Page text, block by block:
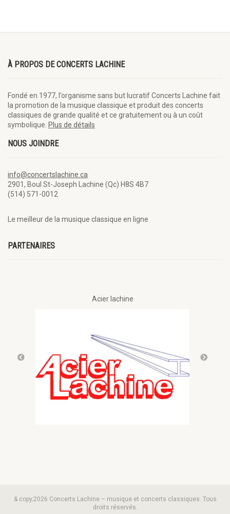
À PROPOS DE CONCERTS LACHINE
Fondé en 1977, l’organisme sans but lucratif Concerts Lachine fait
la promotion de la musique classique et produit des concerts
classiques de grande qualité et ce gratuitement ou à un coût
symbolique. Plus de détails
NOUS JOINDRE
info@concertslachine.ca
2901, Boul St-Joseph Lachine (Qc) H8S 4B7
(514) 571-0012
Le meilleur de la musique classique en ligne
PARTENAIRES
Acier lachine
& copy;2026 Concerts Lachine – musique et concerts classiques. Tous
droits réservés.